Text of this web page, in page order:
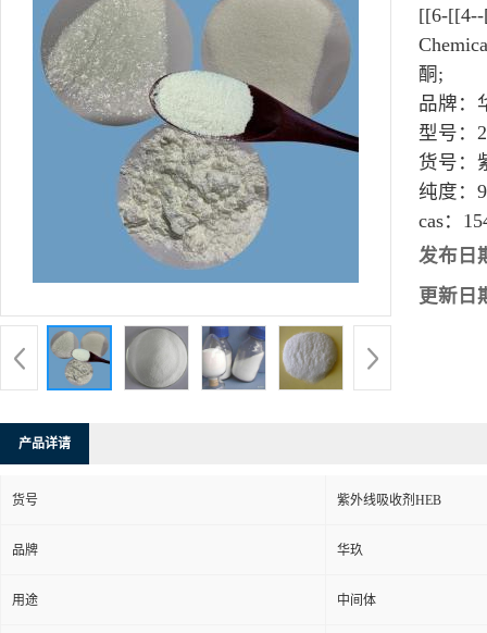
[[6-
酮;
品牌：
型号：
货号：
纯度：
cas：
发布日
更新日
产品详请
货号 紫外线吸收剂HEB
品牌 华玖
用途 中间体